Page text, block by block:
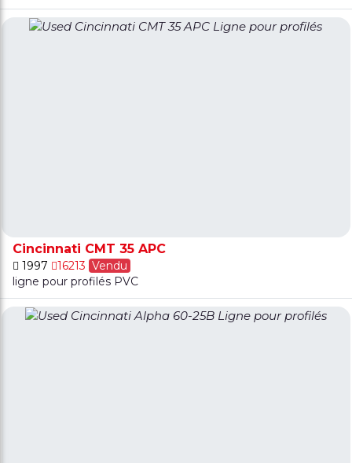
Cincinnati CMT 35 APC
1997 16213 Vendu
ligne pour profilés PVC